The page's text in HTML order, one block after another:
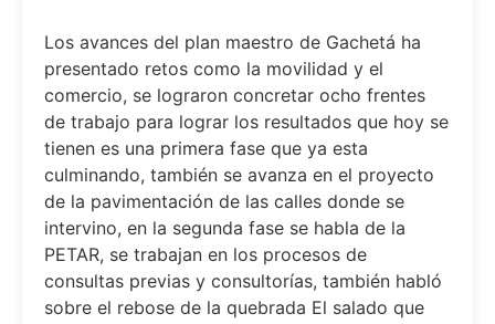
Los avances del plan maestro de Gachetá ha
presentado retos como la movilidad y el
comercio, se lograron concretar ocho frentes
de trabajo para lograr los resultados que hoy se
tienen es una primera fase que ya esta
culminando, también se avanza en el proyecto
de la pavimentación de las calles donde se
intervino, en la segunda fase se habla de la
PETAR, se trabajan en los procesos de
consultas previas y consultorías, también habló
sobre el rebose de la quebrada El salado que